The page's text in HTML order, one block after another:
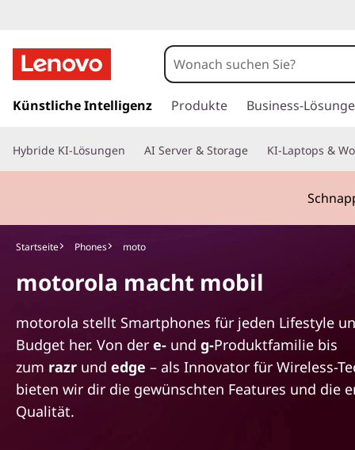
e
b
n
u
a
u
i
n
a
s
p
r
g
Künstliche Intelligenz Produkte Business-
Hybride KI-Lösungen AI Server & Storage KI-Laptops &
Startseite Phones moto
motorola macht mobil
motorola stellt Smartphones für jeden Lifestyle
Budget her. Von der e- und g-Produktfamilie bis
zum razr und edge – als Innovator für Wireless-
bieten wir dir die gewünschten Features und die
Qualität.